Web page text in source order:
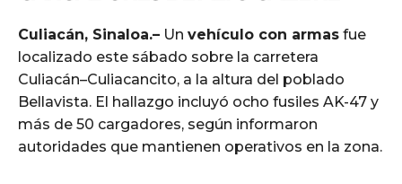
Culiacán, Sinaloa.– Un vehículo con armas fue
localizado este sábado sobre la carretera
Culiacán–Culiacancito, a la altura del poblado
Bellavista. El hallazgo incluyó ocho fusiles AK-47 y
más de 50 cargadores, según informaron
autoridades que mantienen operativos en la zona.